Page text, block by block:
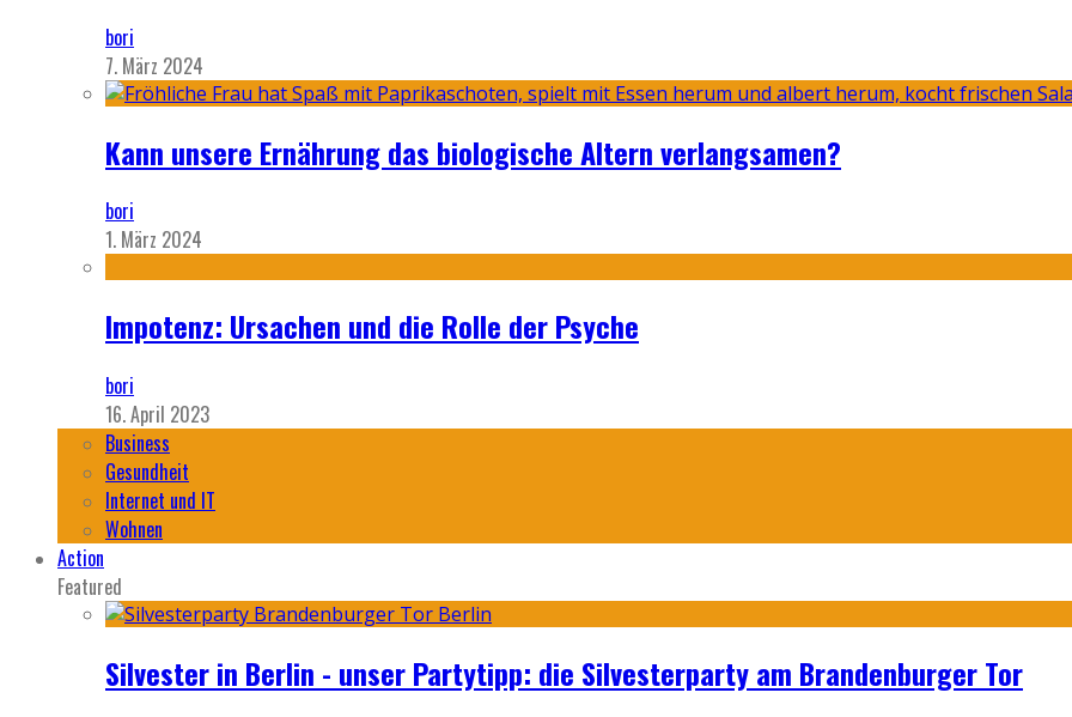
bori
7. März 2024
Kann unsere Ernährung das biologische Altern verlangsamen?
bori
1. März 2024
Impotenz: Ursachen und die Rolle der Psyche
bori
16. April 2023
Business
Gesundheit
Internet und IT
Wohnen
Action
Featured
Silvester in Berlin - unser Partytipp: die Silvesterparty am Brandenburger Tor